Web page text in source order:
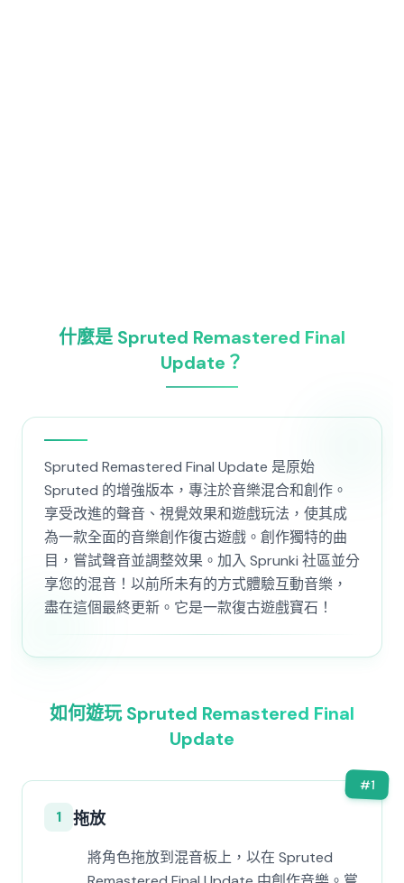
什麼是 Spruted Remastered Final
Update？
Spruted Remastered Final Update 是原始
Spruted 的增強版本，專注於音樂混合和創作。
享受改進的聲音、視覺效果和遊戲玩法，使其成
為一款全面的音樂創作復古遊戲。創作獨特的曲
目，嘗試聲音並調整效果。加入 Sprunki 社區並分
享您的混音！以前所未有的方式體驗互動音樂，
盡在這個最終更新。它是一款復古遊戲寶石！
如何遊玩 Spruted Remastered Final
Update
#1
1 拖放
將角色拖放到混音板上，以在 Spruted